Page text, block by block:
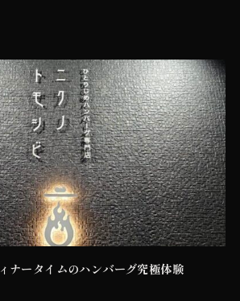
ナータイムのハンバーグ究極体験